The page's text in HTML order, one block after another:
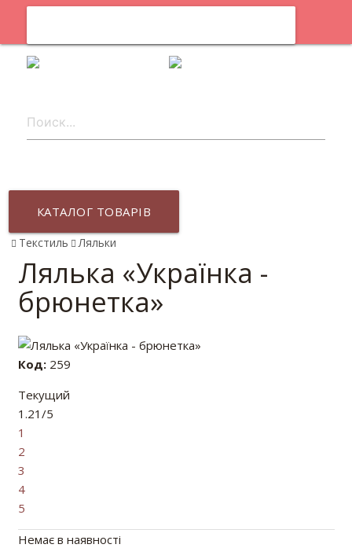
КАТАЛОГ ТОВАРІВ
Текстиль Ляльки
Лялька «Українка -
брюнетка»
Код:259
Текущий
1.21/5
1
2
3
4
5
Немає в наявності